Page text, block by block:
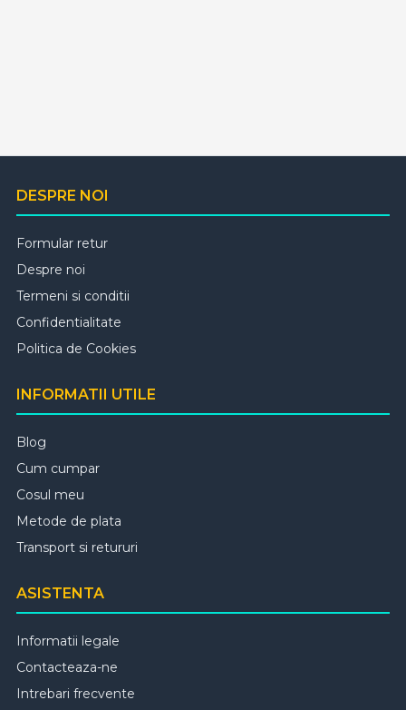
DESPRE NOI
Formular retur
Despre noi
Termeni si conditii
Confidentialitate
Politica de Cookies
INFORMATII UTILE
Blog
Cum cumpar
Cosul meu
Metode de plata
Transport si retururi
ASISTENTA
Informatii legale
Contacteaza-ne
Intrebari frecvente